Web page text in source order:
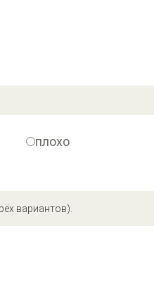
плохо
вариантов).